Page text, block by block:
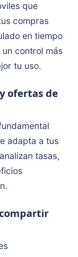
que
compras
en tiempo
control más
tu uso.
ofertas de
adapta a tus
tasas,